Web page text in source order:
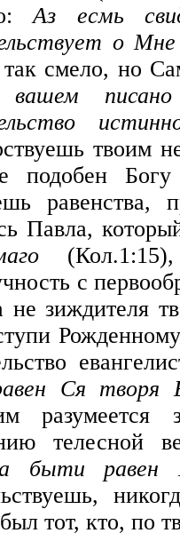
Аз есмь
о
смело, но
вашем
твоим
подобен Богу
равенства,
Павла,
с
не зиждителя
Ся творя
телесной
быти равен
был тот, кто, по